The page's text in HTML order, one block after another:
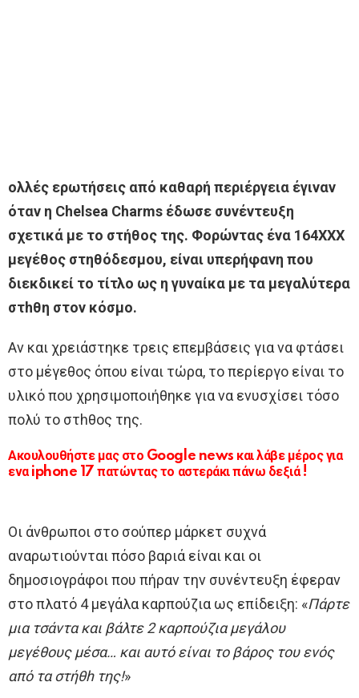
ολλές ερωτήσεις από καθαρή περιέργεια έγιναν
όταν η Chelsea Charms έδωσε συνέντευξη
σχετικά με το στήθoς της. Φορώντας ένα 164XXX
μεγέθος στηθόδεσμου, είναι υπερήφανη που
διεκδικεί το τίτλο ως η γυναίκα με τα μεγαλύτερα
στhθη στον κόσμο.
Αν και χρειάστηκε τρεις επεμβάσεις για να φτάσει
στο μέγεθος όπου είναι τώρα, το περίεργο είναι το
υλικό που χρησιμοποιήθηκε για να ενυσχίσει τόσο
πολύ το στhθος της.
Ακουλουθήστε μας στο Google news και λάβε μέρος για
ενα iphone 17 πατώντας το αστεράκι πάνω δεξιά !
Οι άνθρωποι στο σούπερ μάρκετ συχνά
αναρωτιούνται πόσο βαριά είναι και οι
δημοσιογράφοι που πήραν την συνέντευξη έφεραν
στο πλατό 4 μεγάλα καρπούζια ως επίδειξη: «Πάρτε
μια τσάντα και βάλτε 2 καρπούζια μεγάλου
μεγέθους μέσα… και αυτό είναι το βάρος του ενός
από τα στήθh της!»